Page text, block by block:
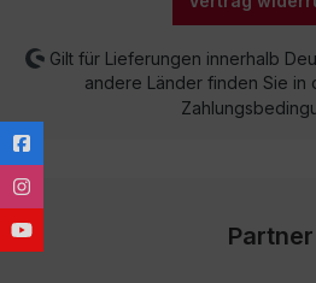
Gilt für Lieferungen innerhalb
andere Länder finden Sie in
Partner